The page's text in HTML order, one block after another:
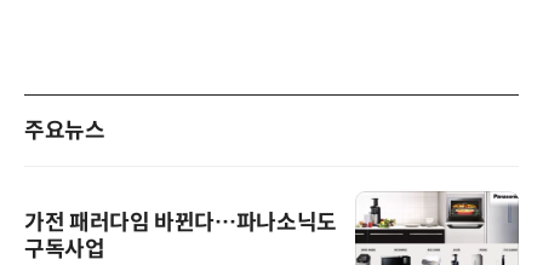
주요뉴스
가전 패러다임 바뀐다…파나소닉도
구독사업